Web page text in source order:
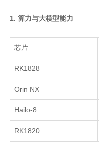
1. 算力与大模型能力
芯片
RK1828
Orin NX
Hailo-8
RK1820